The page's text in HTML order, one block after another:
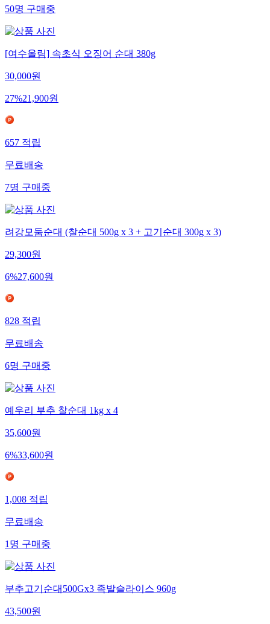
50명구매중
[여수올림] 속초식 오징어 순대 380g
30,000원
27%21,900원
657적립
무료배송
7명구매중
려강모둠순대 (찰순대 500g x 3 + 고기순대 300g x 3)
29,300원
6%27,600원
828적립
무료배송
6명구매중
예우리 부추 찰순대 1kg x 4
35,600원
6%33,600원
1,008적립
무료배송
1명구매중
부추고기순대500Gx3 족발슬라이스 960g
43,500원